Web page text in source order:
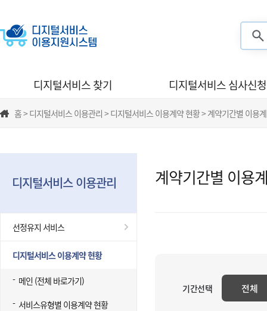
디지털서비스 찾기 디지털서비스 심사신청
홈 > 디지털서비스 이용관리 > 디지털서비스 이용계약 현황 > 계약기간별 이용
디지털서비스 이용관리
선정유지 서비스
디지털서비스 이용계약 현황
메인 (전체 바로가기)
서비스유형별 이용계약 현황
계약기간별 이용
기간선택 전체